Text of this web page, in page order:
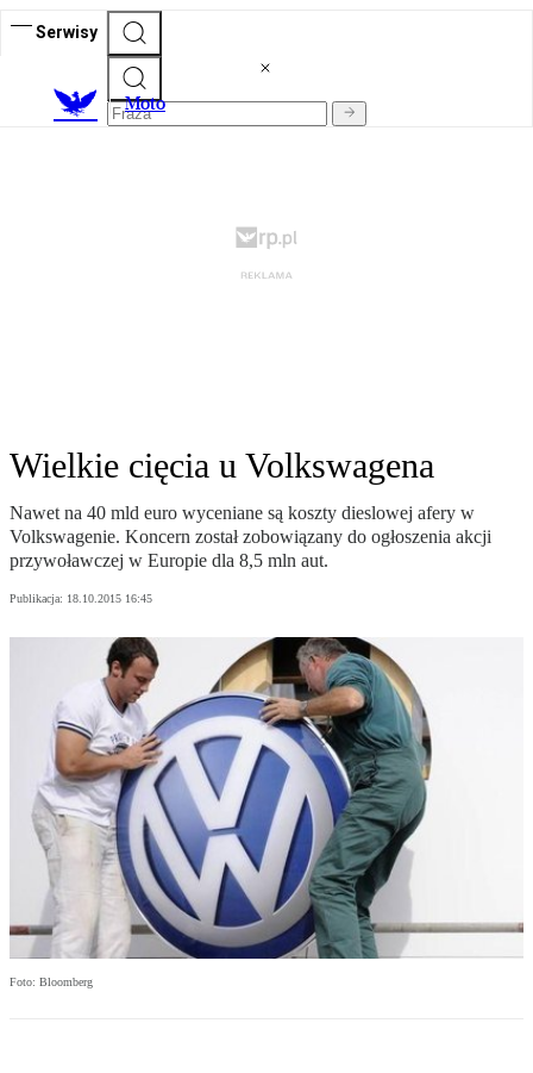
Serwisy
Moto
Wielkie cięcia u Volkswagena
Nawet na 40 mld euro wyceniane są koszty dieslowej afery w
Volkswagenie. Koncern został zobowiązany do ogłoszenia akcji
przywoławczej w Europie dla 8,5 mln aut.
Publikacja: 18.10.2015 16:45
Foto: Bloomberg